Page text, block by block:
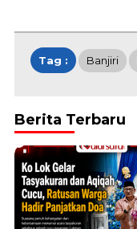
Tag : Banjiri
Berita Terbaru